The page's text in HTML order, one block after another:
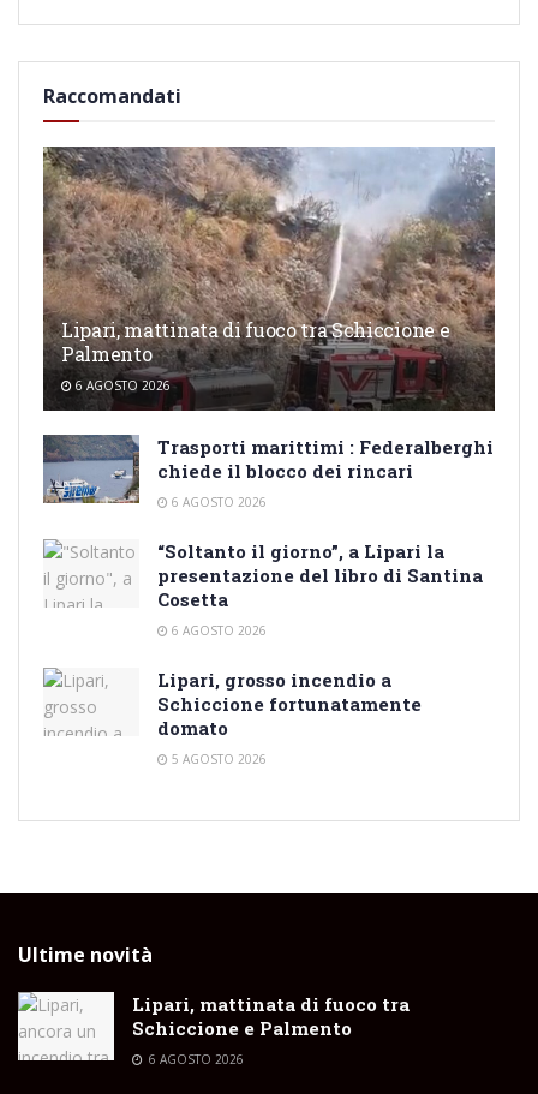
Raccomandati
Lipari, mattinata di fuoco tra Schiccione e
Palmento
6 AGOSTO 2026
Trasporti marittimi : Federalberghi
chiede il blocco dei rincari
6 AGOSTO 2026
“Soltanto il giorno”, a Lipari la
presentazione del libro di Santina
Cosetta
6 AGOSTO 2026
Lipari, grosso incendio a
Schiccione fortunatamente
domato
5 AGOSTO 2026
Ultime novità
Lipari, mattinata di fuoco tra
Schiccione e Palmento
6 AGOSTO 2026